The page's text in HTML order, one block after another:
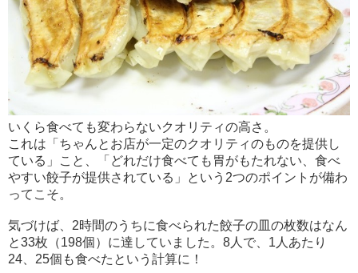
いくら食べても変わらないクオリティの高さ。
これは「ちゃんとお店が一定のクオリティのものを提供し
ている」こと、「どれだけ食べても胃がもたれない、食べ
やすい餃子が提供されている」という2つのポイントが備わ
ってこそ。
気づけば、2時間のうちに食べられた餃子の皿の枚数はなん
と33枚（198個）に達していました。8人で、1人あたり
24、25個も食べたという計算に！